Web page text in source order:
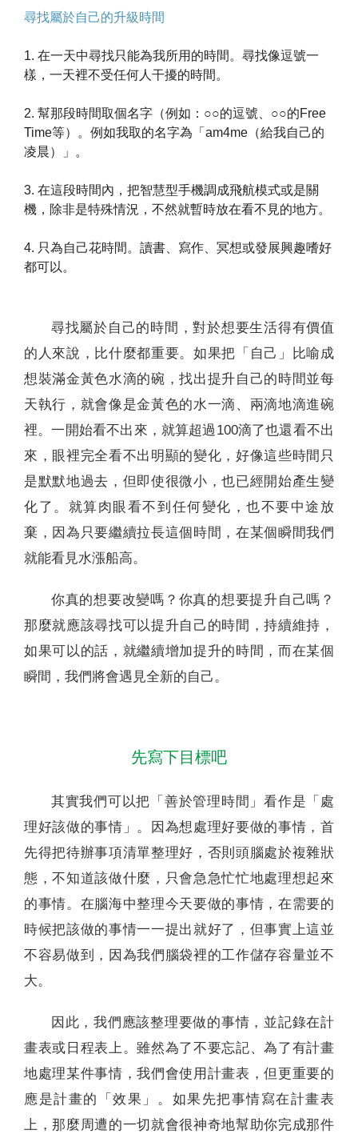
尋找屬於自己的升級時間
1. 在一天中尋找只能為我所用的時間。尋找像逗號一
樣，一天裡不受任何人干擾的時間。
2. 幫那段時間取個名字（例如：○○的逗號、○○的Free
Time等）。例如我取的名字為「am4me（給我自己的
凌晨）」。
3. 在這段時間內，把智慧型手機調成飛航模式或是關
機，除非是特殊情況，不然就暫時放在看不見的地方。
4. 只為自己花時間。讀書、寫作、冥想或發展興趣嗜好
都可以。
尋找屬於自己的時間，對於想要生活得有價值
的人來說，比什麼都重要。如果把「自己」比喻成
想裝滿金黃色水滴的碗，找出提升自己的時間並每
天執行，就會像是金黃色的水一滴、兩滴地滴進碗
裡。一開始看不出來，就算超過100滴了也還看不出
來，眼裡完全看不出明顯的變化，好像這些時間只
是默默地過去，但即使很微小，也已經開始產生變
化了。就算肉眼看不到任何變化，也不要中途放
棄，因為只要繼續拉長這個時間，在某個瞬間我們
就能看見水漲船高。
你真的想要改變嗎？你真的想要提升自己嗎？
那麼就應該尋找可以提升自己的時間，持續維持，
如果可以的話，就繼續增加提升的時間，而在某個
瞬間，我們將會遇見全新的自己。
先寫下目標吧
其實我們可以把「善於管理時間」看作是「處
理好該做的事情」。因為想處理好要做的事情，首
先得把待辦事項清單整理好，否則頭腦處於複雜狀
態，不知道該做什麼，只會急急忙忙地處理想起來
的事情。在腦海中整理今天要做的事情，在需要的
時候把該做的事情一一提出就好了，但事實上這並
不容易做到，因為我們腦袋裡的工作儲存容量並不
大。
因此，我們應該整理要做的事情，並記錄在計
畫表或日程表上。雖然為了不要忘記、為了有計畫
地處理某件事情，我們會使用計畫表，但更重要的
應是計畫的「效果」。如果先把事情寫在計畫表
上，那麼周遭的一切就會很神奇地幫助你完成那件